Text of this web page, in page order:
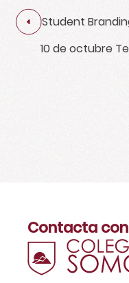
Student
10 de octubre
Contacta